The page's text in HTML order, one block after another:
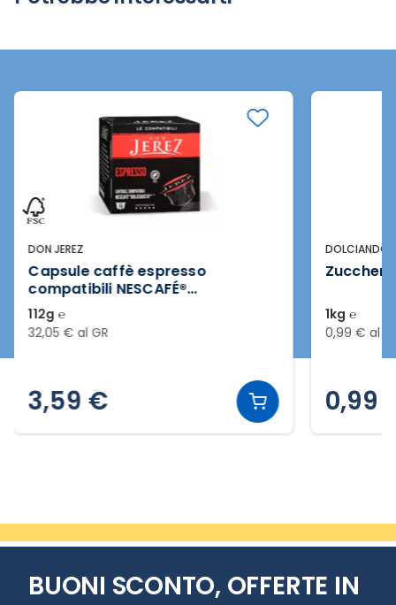
DON JEREZ
Capsule caffè espresso
compatibili NESCAFÉ®
DOLCEGUSTO® 16 pezzi
112g ℮
32,05 € al GR
3,59 €
DOLCIANDO
1kg ℮
0,99 € al
0,99
BUONI SCONTO, OFFERTE IN